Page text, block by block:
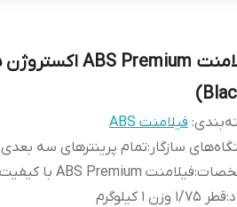
: فیلامنت ABS
سازگار :تمام پرینترهای سه بعدی
:فیلامنت ABS Premium با کیفیت برند ایکستروژن
:قطر 1/75 وزن 1 کیلوگرم